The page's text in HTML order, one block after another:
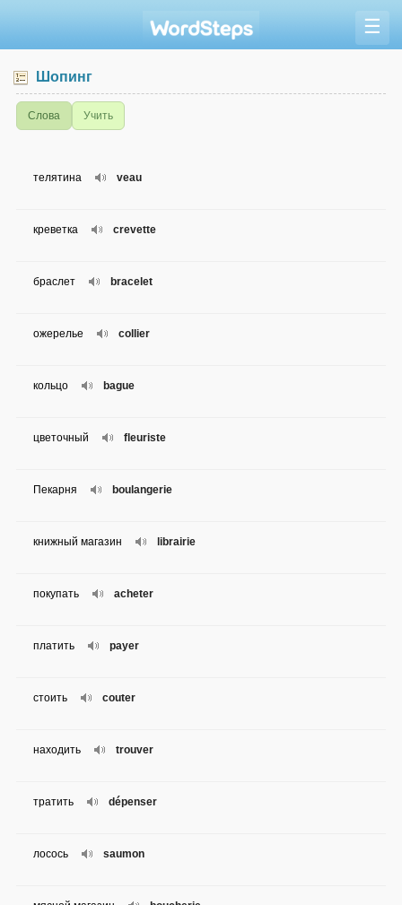
☰
Шопинг
Слова Учить
veau
телятина
crevette
креветка
bracelet
браслет
collier
ожерелье
bague
кольцо
fleuriste
цветочный
boulangerie
Пекарня
librairie
книжный магазин
acheter
покупать
payer
платить
couter
стоить
trouver
находить
dépenser
тратить
saumon
лосось